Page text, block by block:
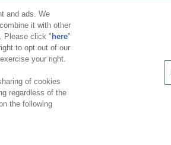
スメント対応方針
and ads. We
it with other
Please click " here"
to opt out of our
your right.
of cookies
regardless of the
the following